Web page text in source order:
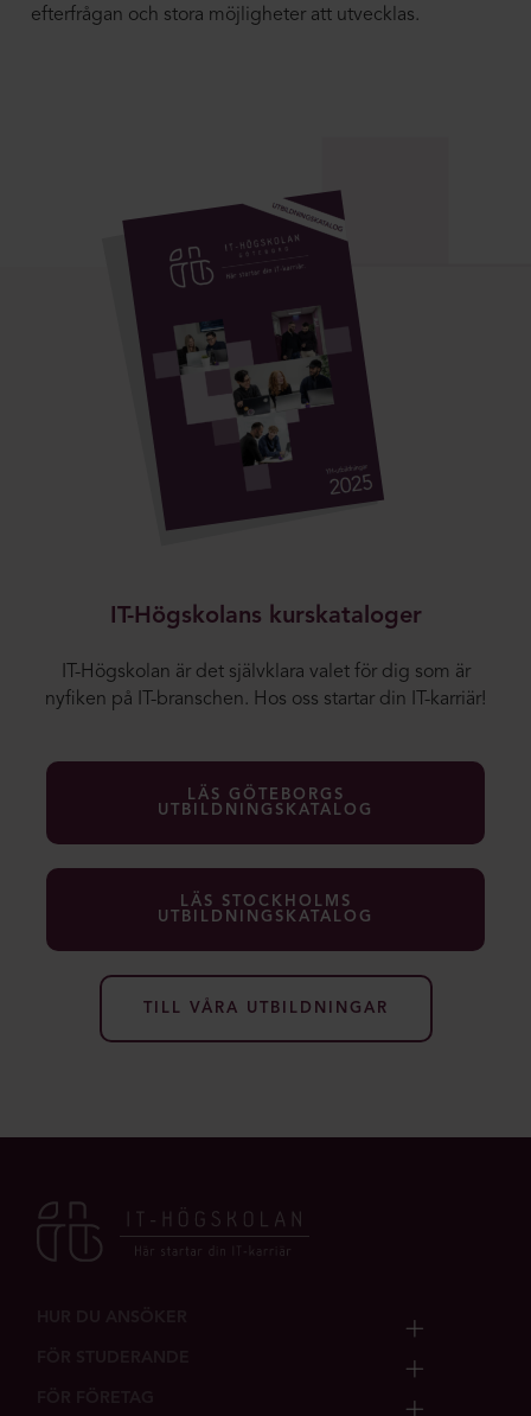
efterfrågan och stora möjligheter att utvecklas.
IT-Högskolans kurskataloger
IT-Högskolan är det självklara valet för dig som är
nyfiken på IT-branschen. Hos oss startar din IT-karriär!
LÄS GÖTEBORGS
UTBILDNINGSKATALOG
LÄS STOCKHOLMS
UTBILDNINGSKATALOG
TILL VÅRA UTBILDNINGAR